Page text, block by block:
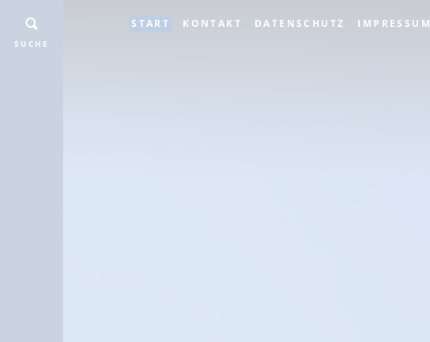
START KONTAKT DATENSCHUTZ IMPRESSUM
SUCHE